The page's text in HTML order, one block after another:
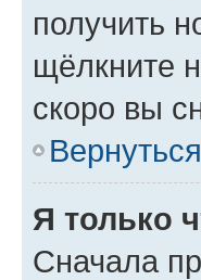
получить
щёлкните
скоро вы
Я только
Сначала